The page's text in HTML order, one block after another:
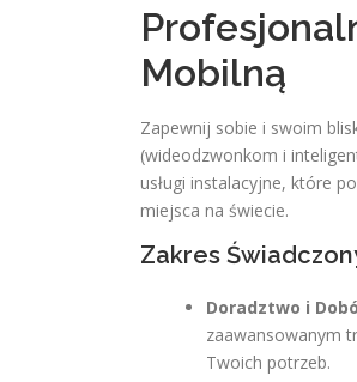
Mobilną
Zapewnij sobie i swoim
(wideodzwonkom i
usługi instalacyjne, które
miejsca na świecie.
Zakres
Doradztwo i
zaawansowanym
Twoich potrzeb.